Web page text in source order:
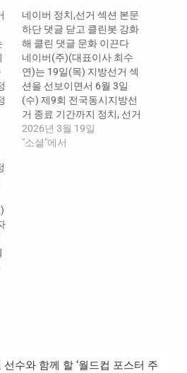
네이버 정치,선거 섹션 본문
하단 댓글 닫고 클린봇 강화
해 클린 댓글 문화 이끈다
네이버(주)(대표이사 최수
연)는 19일(목) 지방선거 섹
션을 선보이면서 6월 3일
(수) 제9회 전국동시지방선
거 종료 기간까지 정치, 선거
섹션 기사 본문 하단 댓글을
제공하지 않는다. 전체 댓글
2026년 3월 19일
"소셜"에서
수와 함께 할 ‘월드컵 포스터 주